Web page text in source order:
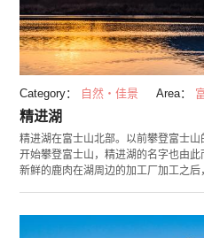
Category： 自然・佳景 Area：
精进湖
精进湖在富士山北部。以前攀登富士
开始攀登富士山，精进湖的名字也由此
新鲜的鹿肉在湖周边的加工厂加工之后